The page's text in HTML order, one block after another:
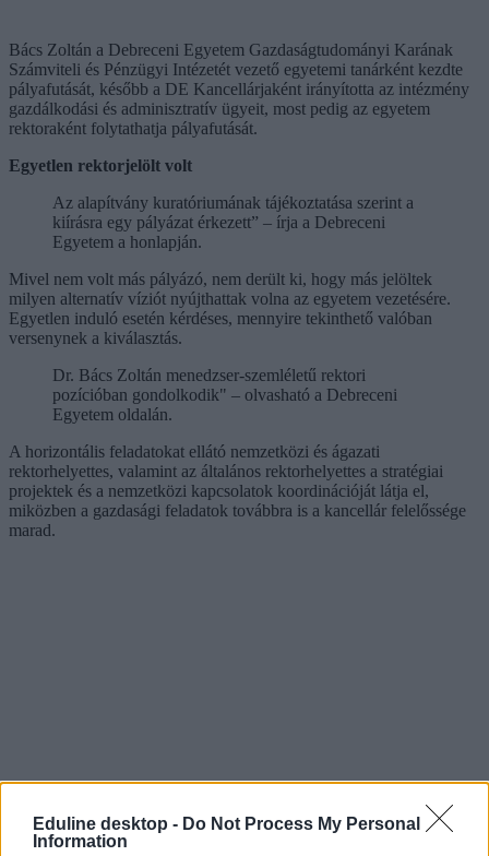
Eduline desktop - Do Not Process My Personal
Information
Bács Zoltán a Debreceni Egyetem Gazdaságtudományi Karának
Számviteli és Pénzügyi Intézetét vezető egyetemi tanárként kezdte
pályafutását, később a DE Kancellárjaként irányította az intézmény
gazdálkodási és adminisztratív ügyeit, most pedig az egyetem
rektoraként folytathatja pályafutását.
Egyetlen rektorjelölt volt
Az alapítvány kuratóriumának tájékoztatása szerint a
kiírásra egy pályázat érkezett” – írja a Debreceni
Egyetem a honlapján.
Mivel nem volt más pályázó, nem derült ki, hogy más jelöltek
milyen alternatív víziót nyújthattak volna az egyetem vezetésére.
Egyetlen induló esetén kérdéses, mennyire tekinthető valóban
versenynek a kiválasztás.
Dr. Bács Zoltán menedzser-szemléletű rektori
pozícióban gondolkodik" – olvasható a Debreceni
Egyetem oldalán.
A horizontális feladatokat ellátó nemzetközi és ágazati
rektorhelyettes, valamint az általános rektorhelyettes a stratégiai
projektek és a nemzetközi kapcsolatok koordinációját látja el,
miközben a gazdasági feladatok továbbra is a kancellár felelőssége
marad.